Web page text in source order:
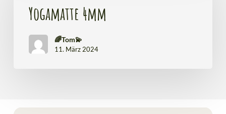
Yogamatte 4mm
🌈Tom💫
11. März 2024